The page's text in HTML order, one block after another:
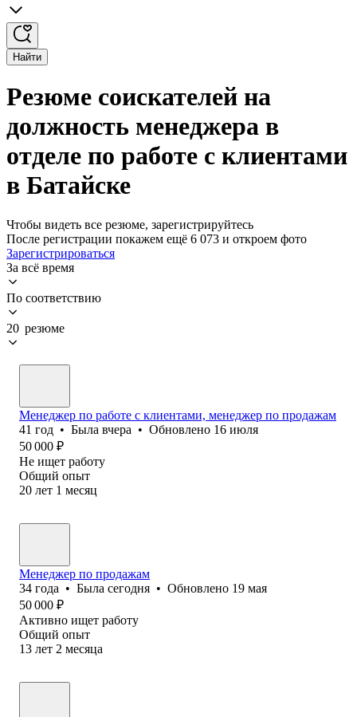
Найти
Резюме соискателей на
должность менеджера в
отделе по работе с клиентами
в Батайске
Чтобы видеть все резюме, зарегистрируйтесь
После регистрации покажем ещё 6 073 и откроем фото
Зарегистрироваться
За всё время
По соответствию
20 резюме
Менеджер по работе с клиентами, менеджер по продажам
41 год • Была вчера • Обновлено 16 июля
50 000 ₽
Не ищет работу
Общий опыт
20 лет 1 месяц
Менеджер по продажам
34 года • Была сегодня • Обновлено 19 мая
50 000 ₽
Активно ищет работу
Общий опыт
13 лет 2 месяца